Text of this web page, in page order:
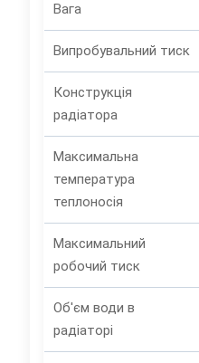
Вага
Випробувальний тиск
Конструкція
радіатора
Максимальна
температура
теплоносія
Максимальний
робочий тиск
Об'єм води в
радіаторі